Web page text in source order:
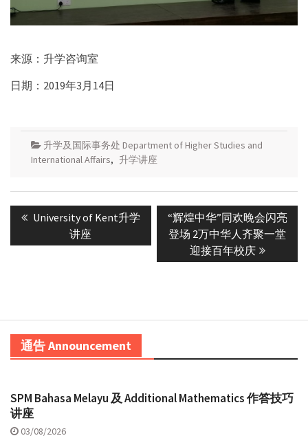
来源：升学咨询室
日期：2019年3月14日
升学及国际事务处 Department of Higher Studies and
International Affairs, 升学讲座
navigation
Previous
University of Kent升学
讲座
Next
post:
“辉煌中华”同欢晚会闪亮
登场 2万中华人齐聚一堂
迎接百年校庆
通告 Announcement
SPM Bahasa Melayu 及 Additional Mathematics 作答技巧
讲座
03/08/2026